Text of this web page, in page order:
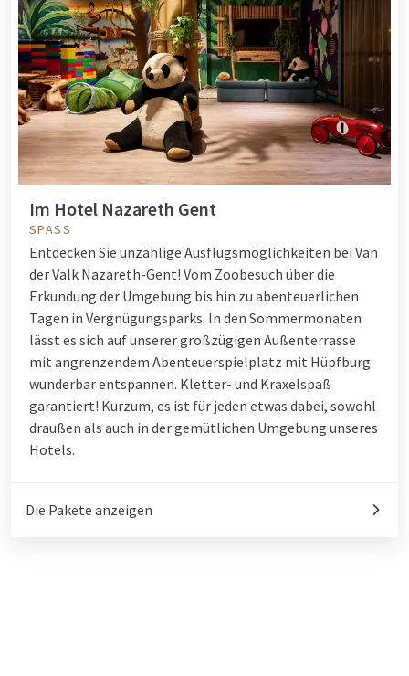
Im Hotel Nazareth Gent
SPASS
Entdecken Sie unzählige Ausflugsmöglichkeiten bei Van
der Valk Nazareth-Gent! Vom Zoobesuch über die
Erkundung der Umgebung bis hin zu abenteuerlichen
Tagen in Vergnügungsparks. In den Sommermonaten
lässt es sich auf unserer großzügigen Außenterrasse
mit angrenzendem Abenteuerspielplatz mit Hüpfburg
wunderbar entspannen. Kletter- und Kraxelspaß
garantiert! Kurzum, es ist für jeden etwas dabei, sowohl
draußen als auch in der gemütlichen Umgebung unseres
Hotels.
Die Pakete anzeigen